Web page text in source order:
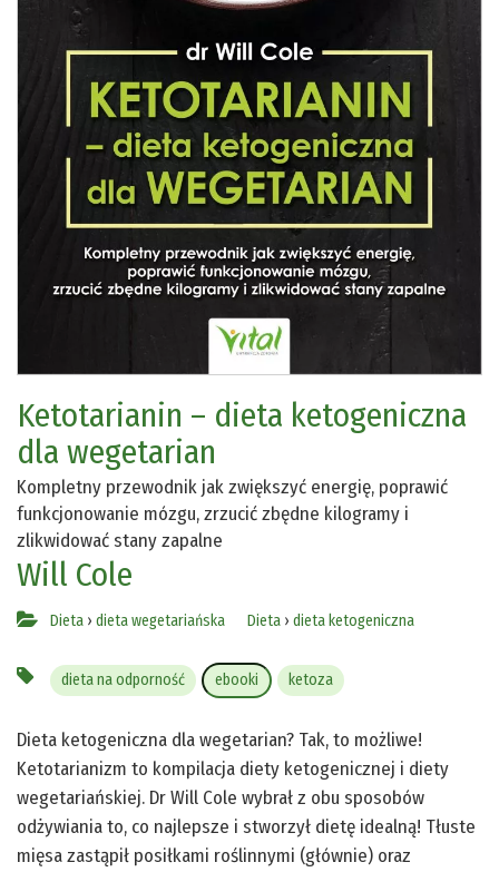
Ketotarianin – dieta ketogeniczna
dla wegetarian
Kompletny przewodnik jak zwiększyć energię, poprawić
funkcjonowanie mózgu, zrzucić zbędne kilogramy i
zlikwidować stany zapalne
Will Cole
Dieta › dieta wegetariańska Dieta › dieta ketogeniczna
dieta na odporność ebooki ketoza
Dieta ketogeniczna dla wegetarian? Tak, to możliwe!
Ketotarianizm to kompilacja diety ketogenicznej i diety
wegetariańskiej. Dr Will Cole wybrał z obu sposobów
odżywiania to, co najlepsze i stworzył dietę idealną! Tłuste
mięsa zastąpił posiłkami roślinnymi (głównie) oraz